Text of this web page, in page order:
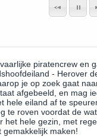
piratencrew en
- Herover
je op zoek gaat
afgebeeld, en mag
hele eiland af te
te roven voordat de
het hele gezin, met
gemakkelijk maken!